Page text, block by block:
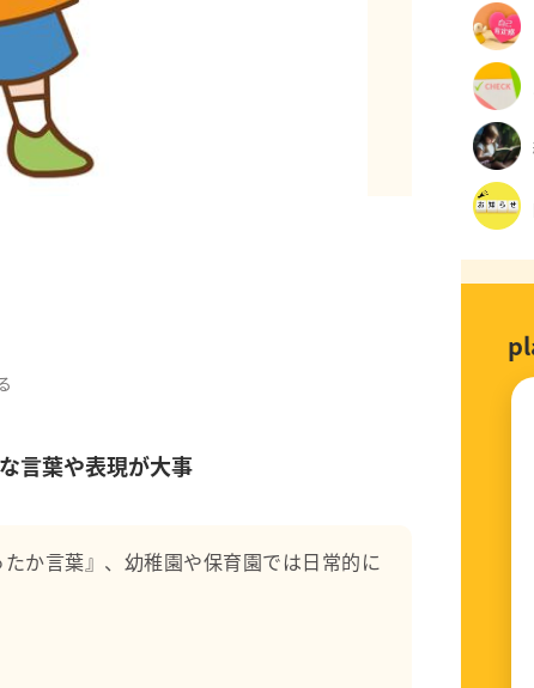
験もあり、知的に遅れのある子とも関わって
ていけたらと思っています。
言葉や表現が大事
か言葉』、幼稚園や保育園では日常的に